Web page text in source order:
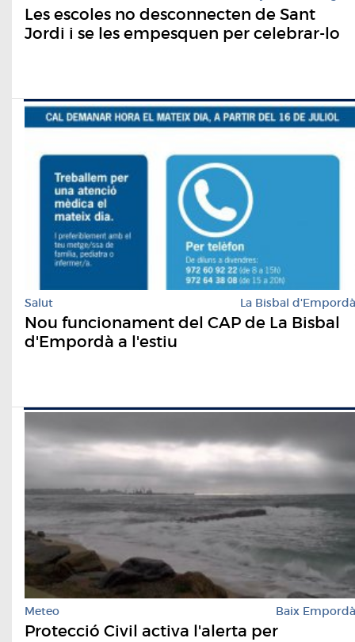
Les escoles no desconnecten de Sant
Jordi i se les empesquen per celebrar-lo
Salut La Bisbal d'Empordà
Nou funcionament del CAP de La Bisbal
d'Empordà a l'estiu
Meteo Baix Empordà
Protecció Civil activa l'alerta per